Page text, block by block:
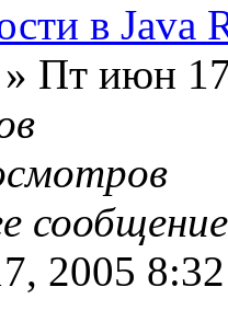
в Java
» Пт июн
2005